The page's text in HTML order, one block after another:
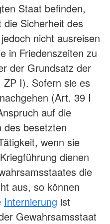
Staat befinden,
Sicherheit des
nicht ausreisen
in Friedenszeiten zu
der Grundsatz der
I). Sofern sie es
(Art. 39 I
auf die
des besetzten
wenn sie
dienen
die
aus, so können
Internierung ist
Gewahrsamsstaat